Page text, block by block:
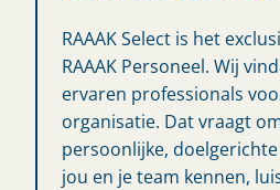
RAAAK Select is het
RAAAK Personeel. Wij
ervaren professionals
organisatie. Dat vraagt
persoonlijke,
jou en je team kennen,